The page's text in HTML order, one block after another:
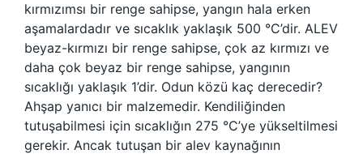
kırmızımsı bir renge sahipse, yangın hala erken
aşamalardadır ve sıcaklık yaklaşık 500 °C’dir. ALEV
beyaz-kırmızı bir renge sahipse, çok az kırmızı ve
daha çok beyaz bir renge sahipse, yangının
sıcaklığı yaklaşık 1’dir. Odun közü kaç derecedir?
Ahşap yanıcı bir malzemedir. Kendiliğinden
tutuşabilmesi için sıcaklığın 275 °C’ye yükseltilmesi
gerekir. Ancak tutuşan bir alev kaynağının